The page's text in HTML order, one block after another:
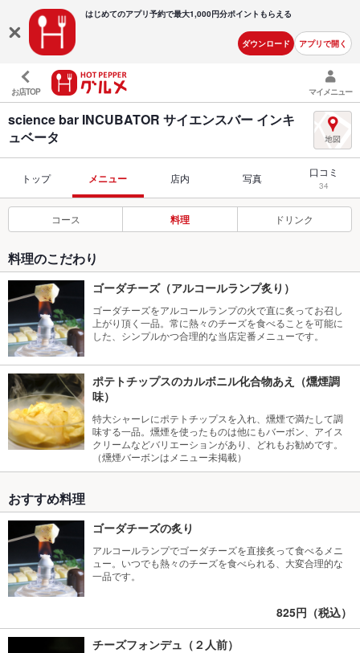
はじめてのアプリ予約で最大1,000円分ポイントもらえる
ダウンロード アプリで開く
お店TOP マイメニュー
science bar INCUBATOR サイエンスバー インキ
ュベータ
トップ メニュー 店内 写真 口コミ
34
コース 料理 ドリンク
料理のこだわり
ゴーダチーズ（アルコールランプ炙り）
ゴーダチーズをアルコールランプの火で直に炙ってお召し
上がり頂く一品。常に熱々のチーズを食べることを可能に
した、シンプルかつ合理的な当店定番メニューです。
ポテトチップスのカルボニル化合物あえ（燻煙調
味）
特大シャーレにポテトチップスを入れ、燻煙で満たして調
味する一品。燻煙を使ったものは他にもバーボン、アイス
クリームなどバリエーションがあり、どれもお勧めです。
（燻煙バーボンはメニュー未掲載）
おすすめ料理
ゴーダチーズの炙り
アルコールランプでゴーダチーズを直接炙って食べるメニ
ュー。いつでも熱々のチーズを食べられる、大変合理的な
一品です。
825円（税込）
チーズフォンデュ（２人前）